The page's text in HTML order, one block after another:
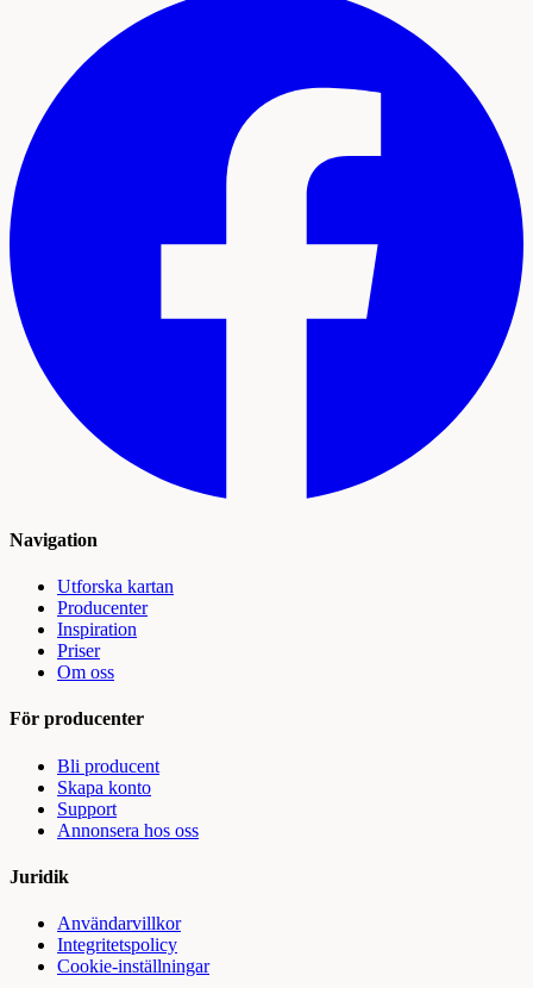
Navigation
Utforska kartan
Producenter
Inspiration
Priser
Om oss
För producenter
Bli producent
Skapa konto
Support
Annonsera hos oss
Juridik
Användarvillkor
Integritetspolicy
Cookie-inställningar